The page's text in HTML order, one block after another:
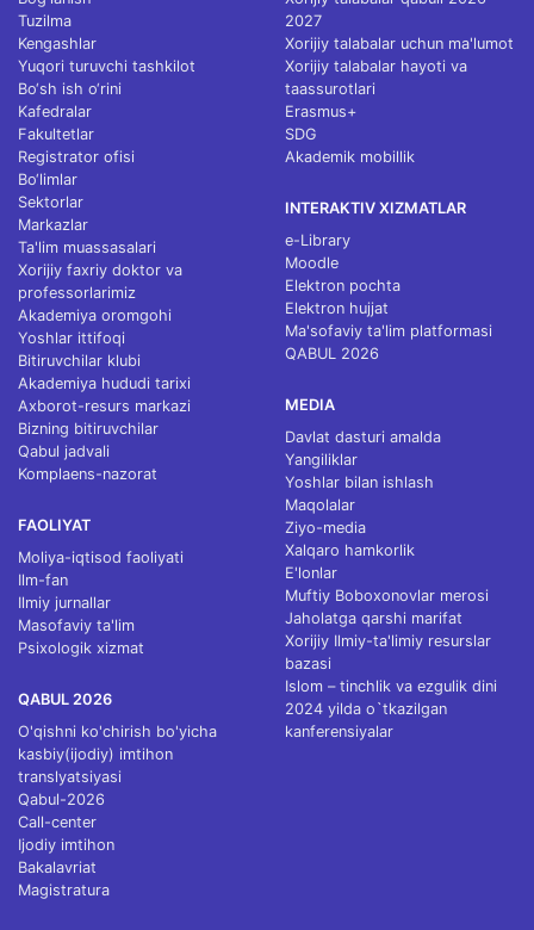
Tuzilma
Kengashlar
Yuqori turuvchi tashkilot
Bo‘sh ish o‘rini
Kafedralar
Fakultetlar
Registrator ofisi
Bo‘limlar
Sektorlar
Markazlar
Ta'lim muassasalari
Xorijiy faxriy doktor va
professorlarimiz
Akademiya oromgohi
Yoshlar ittifoqi
Bitiruvchilar klubi
Akademiya hududi tarixi
Axborot-resurs markazi
Bizning bitiruvchilar
Qabul jadvali
Komplaens-nazorat
FAOLIYAT
Moliya-iqtisod faoliyati
Ilm-fan
Ilmiy jurnallar
Masofaviy ta'lim
Psixologik xizmat
QABUL 2026
O'qishni ko'chirish bo'yicha
kasbiy(ijodiy) imtihon
translyatsiyasi
Qabul-2026
Call-center
Ijodiy imtihon
Bakalavriat
Magistratura
2027
Xorijiy talabalar uchun ma'lumot
Xorijiy talabalar hayoti va
taassurotlari
Erasmus+
SDG
Akademik mobillik
INTERAKTIV XIZMATLAR
e-Library
Moodle
Elektron pochta
Elektron hujjat
Ma'sofaviy ta'lim platformasi
QABUL 2026
MEDIA
Davlat dasturi amalda
Yangiliklar
Yoshlar bilan ishlash
Maqolalar
Ziyo-media
Xalqaro hamkorlik
E'lonlar
Muftiy Boboxonovlar merosi
Jaholatga qarshi marifat
Xorijiy Ilmiy-ta'limiy resurslar
bazasi
Islom – tinchlik va ezgulik dini
2024 yilda o`tkazilgan
kanferensiyalar